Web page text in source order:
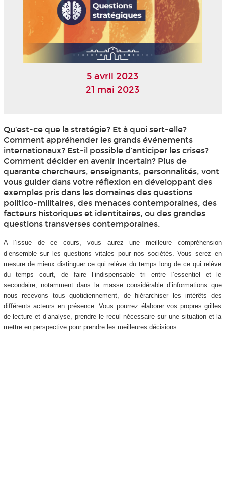
5 avril 2023
21 mai 2023
Qu’est-ce que la stratégie? Et à quoi sert-elle?
Comment appréhender les grands événements
internationaux? Est-il possible d’anticiper les crises?
Comment décider en avenir incertain? Plus de
quarante chercheurs, enseignants, personnalités, vont
vous guider dans votre réflexion en développant des
exemples pris dans les domaines des questions
politico-militaires, des menaces contemporaines, des
facteurs historiques et identitaires, ou des grandes
questions transverses contemporaines.
A l’issue de ce cours, vous aurez une meilleure compréhension
d’ensemble sur les questions vitales pour nos sociétés. Vous serez en
mesure de mieux distinguer ce qui relève du temps long de ce qui relève
du temps court, de faire l’indispensable tri entre l’essentiel et le
secondaire, notamment dans la masse considérable d’informations que
nous recevons tous quotidiennement, de hiérarchiser les intérêts des
différents acteurs en présence. Vous pourrez élaborer vos propres grilles
de lecture et d’analyse, prendre le recul nécessaire sur une situation et la
mettre en perspective pour prendre les meilleures décisions.